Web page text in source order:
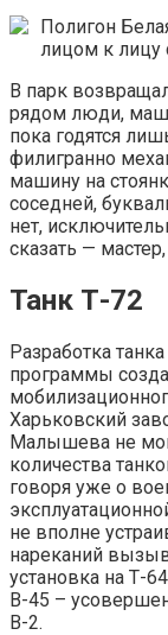
Полигон
лицом к лицу
В парк
рядом люди,
пока годятся
филигранно
машину на
соседней,
нет,
сказать —
Танк Т-72
Разработка
программы
Харьковский
Малышева не
количества
говоря уже о
не вполне
нареканий
установка на Т-
В-45 –
В-2.